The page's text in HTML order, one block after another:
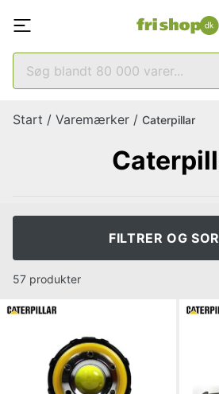
Start / Varemærker / Caterpillar
FILTRER OG
57 produkter